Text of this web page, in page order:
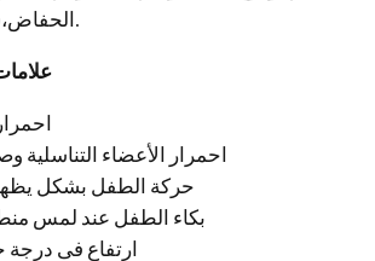
احمرار الأعضاء التناسلية
حركة الطفل بشكل
بكاء الطفل عند لمس
ارتفاع فى